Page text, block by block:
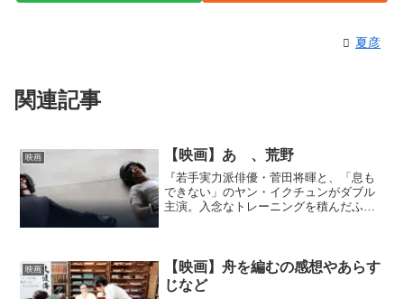
夏彦
関連記事
映画 【映画】あゝ、荒野
『若手実力派俳優・菅田将暉と、「息も
できない」のヤン・イクチュンがダブル
主演。入念なトレーニングを積んだふた
年・新次は、吃音に悩む心優...
映画
【映画】舟を編むの感想やあらす
じなど